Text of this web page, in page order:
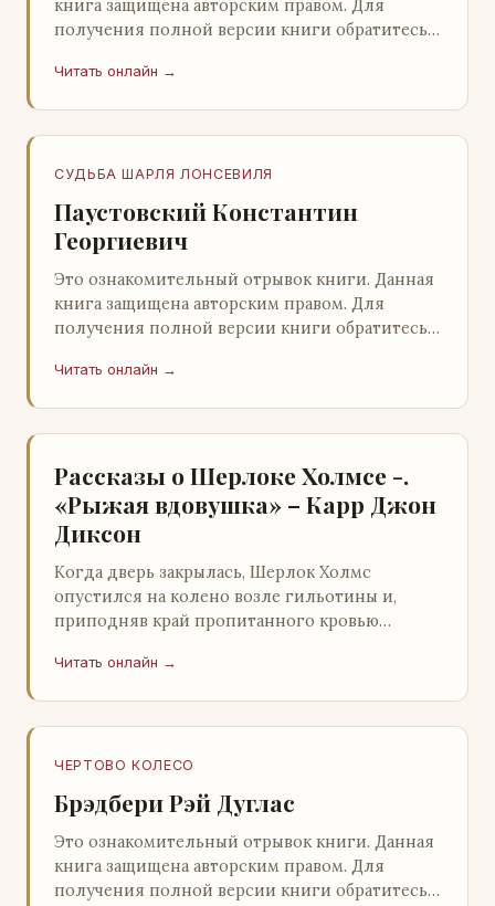
книга защищена авторским правом. Для
получения полной версии книги обратитесь к
легального ко…
Читать онлайн →
СУДЬБА ШАРЛЯ ЛОНСЕВИЛЯ
Паустовский Константин
Георгиевич
Это ознакомительный отрывок книги. Данная
книга защищена авторским правом. Для
получения полной версии книги обратитесь к
легального ко…
Читать онлайн →
Рассказы о Шерлоке Холмсе -.
«Рыжая вдовушка» – Карр Джон
Диксон
Когда дверь закрылась, Шерлок Холмс
опустился на колено возле гильотины и,
приподняв край пропитанного кровью
скрывался под ним…
Читать онлайн →
ЧЕРТОВО КОЛЕСО
Брэдбери Рэй Дуглас
Это ознакомительный отрывок книги. Данная
книга защищена авторским правом. Для
получения полной версии книги обратитесь к